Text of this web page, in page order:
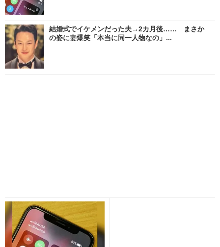
結婚式でイケメンだった夫→2カ月後…… まさか
の姿に妻爆笑「本当に同一人物なの」...